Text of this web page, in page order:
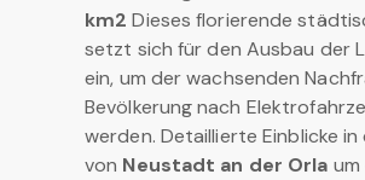
km2 Dieses florierende
setzt sich für den Ausbau der
ein, um der wachsenden
Bevölkerung nach
werden. Detaillierte Einblicke in
von Neustadt an der Orla um